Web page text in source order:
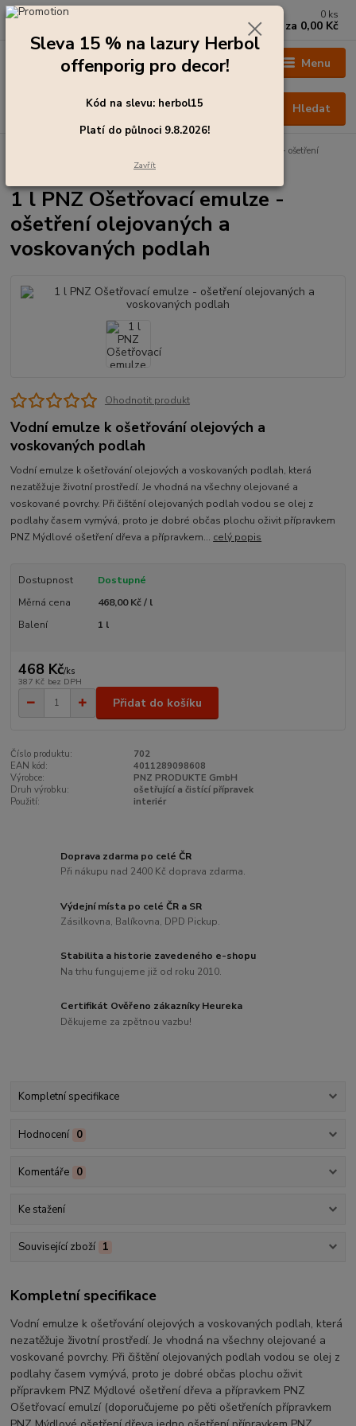
Menu
Hledat
+420 273 136 255
0 ks
za 0,00 Kč
1 l PNZ Ošetřovací emulze - ošetření
olejovaných a voskovaných podlah
1 l PNZ Ošetřovací emulze -
ošetření olejovaných a
voskovaných podlah
Ohodnotit produkt
Vodní emulze k ošetřování olejových a
voskovaných podlah
Vodní emulze k ošetřování olejových a voskovaných podlah, která
nezatěžuje životní prostředí. Je vhodná na všechny olejované a
voskované povrchy. Při čištění olejovaných podlah vodou se olej z
podlahy časem vymývá, proto je dobré občas plochu oživit přípravkem
PNZ Mýdlové ošetření dřeva a přípravkem... celý popis
Dostupnost
Dostupné
Měrná cena
468,00 Kč / l
Balení
1 l
468 Kč/ks
387 Kč bez DPH
Přidat do košíku
Číslo produktu:
702
EAN kód:
4011289098608
Výrobce:
PNZ PRODUKTE GmbH
Druh výrobku:
ošetřující a čistící přípravek
Použití:
interiér
Doprava zdarma po celé ČR
Při nákupu nad 2400 Kč doprava zdarma.
Výdejní místa po celé ČR a SR
Zásilkovna, Balíkovna, DPD Pickup.
Stabilita a historie zavedeného e-shopu
Na trhu fungujeme již od roku 2010.
Certifikát Ověřeno zákazníky Heureka
Děkujeme za zpětnou vazbu!
Kompletní specifikace
Hodnocení 0
Komentáře 0
Ke stažení
Související zboží 1
Kompletní specifikace
Vodní emulze k ošetřování olejových a voskovaných podlah, která
nezatěžuje životní prostředí.Je vhodná na všechny olejované a
voskované povrchy. Při čištění olejovaných podlah vodou se olej z
podlahy časem vymývá, proto je dobré občas plochu oživit
přípravkem PNZ Mýdlové ošetření dřeva a přípravkem PNZ
Ošetřovací emulzí (doporučujeme po pěti ošetřeních přípravkem
Sleva 15 % na lazury Herbol
offenporig pro decor!
Kód na slevu: herbol15
Platí do půlnoci 9.8.2026!
Zavřít